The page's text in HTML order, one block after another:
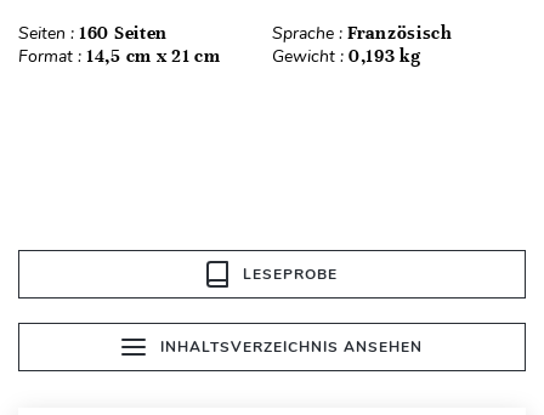
Seiten : 160 Seiten Sprache : Französisch
Format : 14,5 cm x 21 cm Gewicht : 0,193 kg
LESEPROBE
INHALTSVERZEICHNIS ANSEHEN